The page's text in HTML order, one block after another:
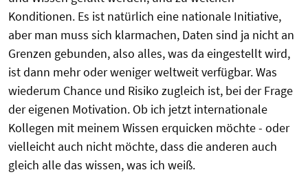
Konditionen. Es ist natürlich eine nationale Initiative,
aber man muss sich klarmachen, Daten sind ja nicht an
Grenzen gebunden, also alles, was da eingestellt wird,
ist dann mehr oder weniger weltweit verfügbar. Was
wiederum Chance und Risiko zugleich ist, bei der Frage
der eigenen Motivation. Ob ich jetzt internationale
Kollegen mit meinem Wissen erquicken möchte - oder
vielleicht auch nicht möchte, dass die anderen auch
gleich alle das wissen, was ich weiß.